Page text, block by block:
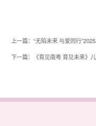
上一篇：“无陷未来 与爱同行
下一篇：《育见南粤 育见未来》